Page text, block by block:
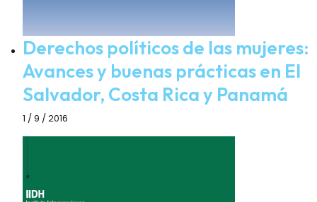
Derechos políticos de las mujeres:
Avances y buenas prácticas en El
Salvador, Costa Rica y Panamá
1 / 9 / 2016